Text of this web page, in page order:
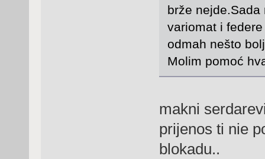
brže
variomat i
odmah nešto
Molim pomoć
makni
prijenos ti nie
blokadu..